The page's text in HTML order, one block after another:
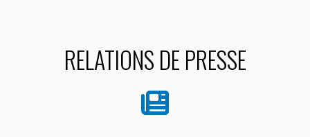
RELATIONS DE PRESSE